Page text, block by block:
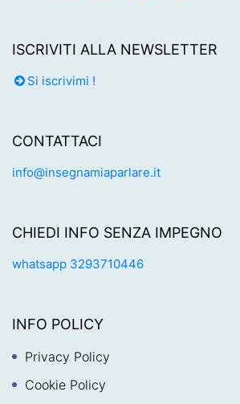
ISCRIVITI ALLA NEWSLETTER
Si iscrivimi !
CONTATTACI
info@insegnamiaparlare.it
CHIEDI INFO SENZA IMPEGNO
whatsapp 3293710446
INFO POLICY
Privacy Policy
Cookie Policy